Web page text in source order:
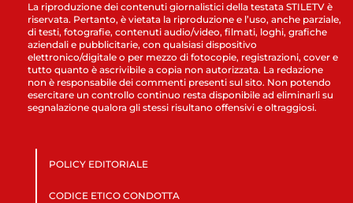
La riproduzione dei contenuti giornalistici della testata STILETV è
riservata. Pertanto, è vietata la riproduzione e l’uso, anche parziale,
di testi, fotografie, contenuti audio/video, filmati, loghi, grafiche
aziendali e pubblicitarie, con qualsiasi dispositivo
elettronico/digitale o per mezzo di fotocopie, registrazioni, cover e
tutto quanto è ascrivibile a copia non autorizzata. La redazione
non è responsabile dei commenti presenti sul sito. Non potendo
esercitare un controllo continuo resta disponibile ad eliminarli su
segnalazione qualora gli stessi risultano offensivi e oltraggiosi.
POLICY EDITORIALE
CODICE ETICO CONDOTTA